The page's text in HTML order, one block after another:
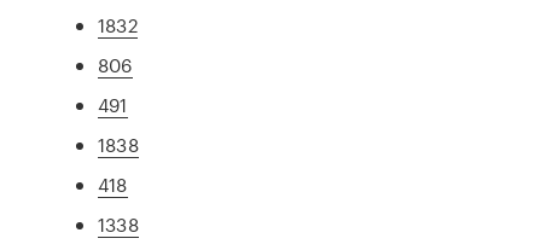
1832
806
491
1838
418
1338